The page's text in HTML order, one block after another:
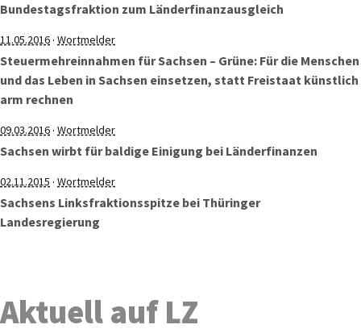
Bundestagsfraktion zum Länderfinanzausgleich
11.05.2016· Wortmelder
Steuermehreinnahmen für Sachsen – Grüne: Für die Menschen
und das Leben in Sachsen einsetzen, statt Freistaat künstlich
arm rechnen
09.03.2016· Wortmelder
Sachsen wirbt für baldige Einigung bei Länderfinanzen
02.11.2015 · Wortmelder
Sachsens Linksfraktionsspitze bei Thüringer
Landesregierung
Aktuell auf LZ